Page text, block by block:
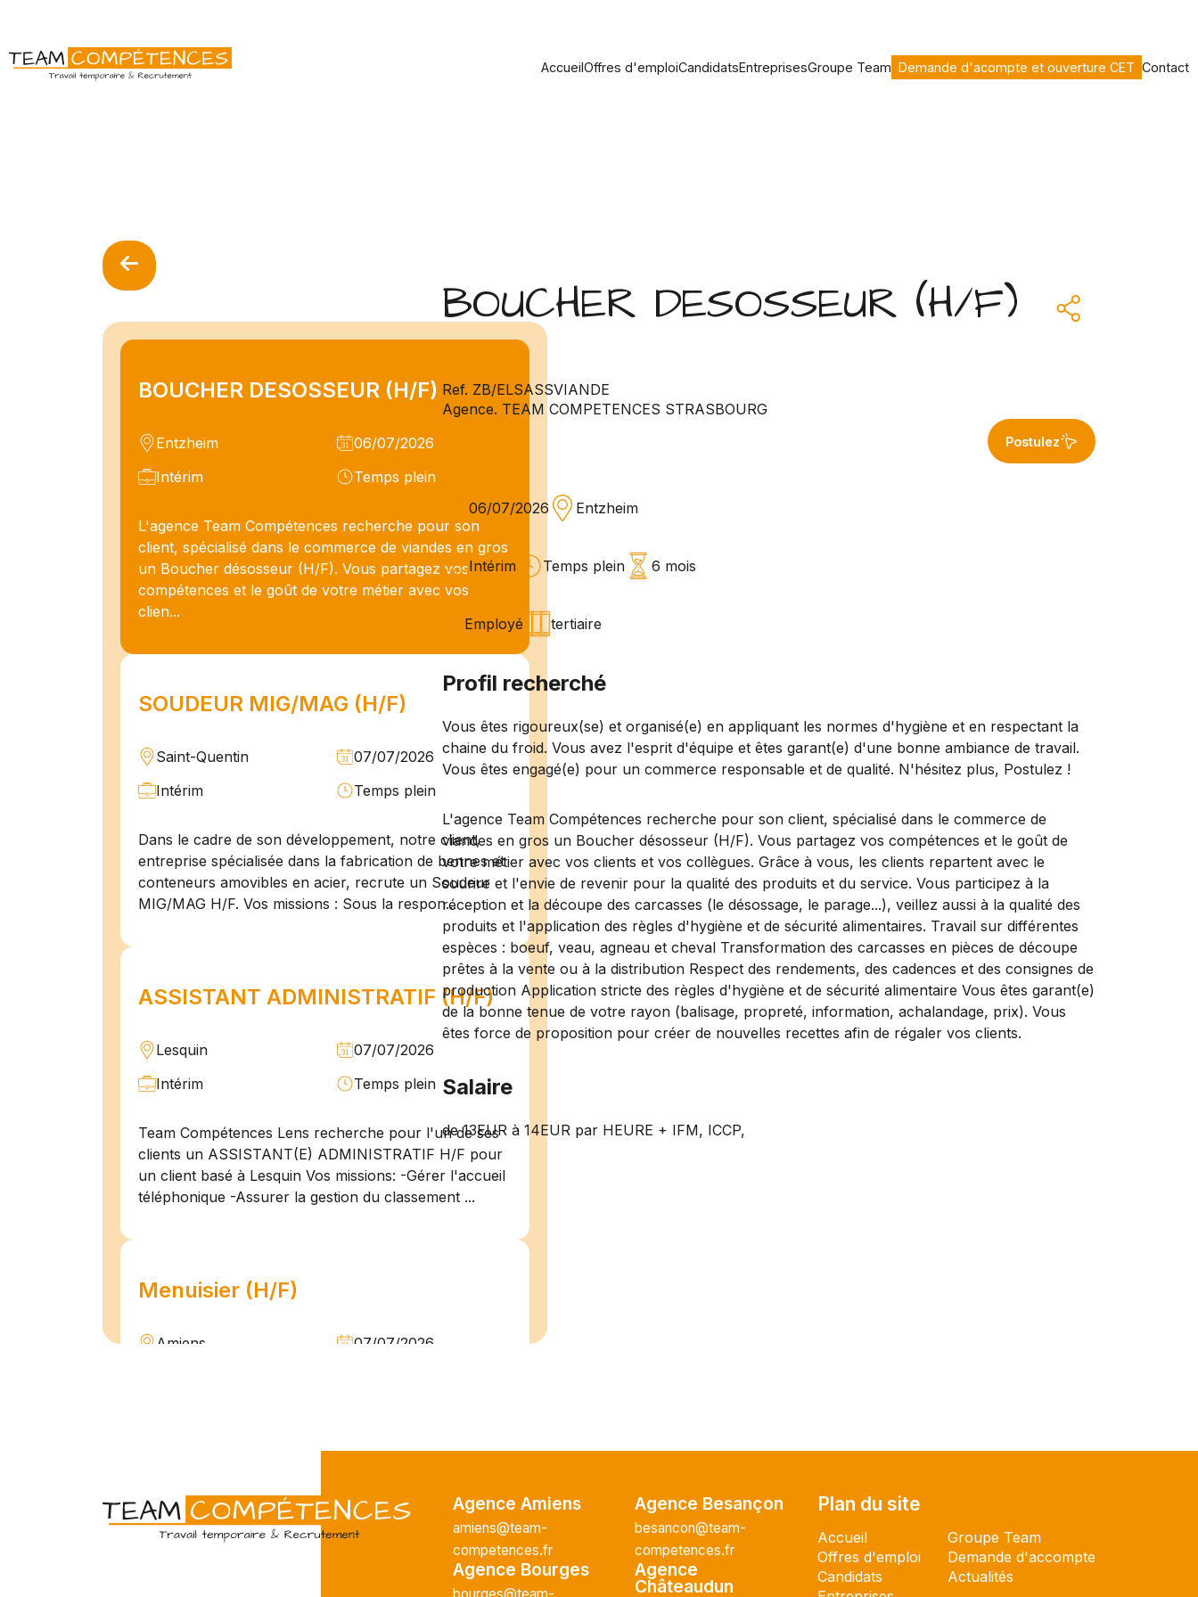
AccueilOffres d'emploiCandidatsEntreprisesGroupe Team Demande d'acompte et ouverture CET Contact
BOUCHER DESOSSEUR (H/F)
Entzheim
06/07/2026
Intérim
Temps plein
L'agence Team Compétences recherche pour son
client, spécialisé dans le commerce de viandes en gros
un Boucher désosseur (H/F). Vous partagez vos
compétences et le goût de votre métier avec vos
clien...
SOUDEUR MIG/MAG (H/F)
Saint-Quentin
07/07/2026
Intérim
Temps plein
Dans le cadre de son développement, notre client,
entreprise spécialisée dans la fabrication de bennes et
conteneurs amovibles en acier, recrute un Soudeur
MIG/MAG H/F. Vos missions : Sous la respon...
ASSISTANT ADMINISTRATIF (H/F)
Lesquin
07/07/2026
Intérim
Temps plein
Team Compétences Lens recherche pour l'un de ses
clients un ASSISTANT(E) ADMINISTRATIF H/F pour
un client basé à Lesquin Vos missions: -Gérer l'accueil
téléphonique -Assurer la gestion du classement ...
Menuisier (H/F)
Amiens
07/07/2026
son client ! Nous recherchons un Menuisier H.F en
Technicien de maintenance H/F
BOUCHER DESOSSEUR (H/F)
Ref. ZB/ELSASSVIANDE
Agence. TEAM COMPETENCES STRASBOURG
Postulez
06/07/2026 Entzheim
Intérim Temps plein 6 mois
Employé tertiaire
Profil recherché
Vous êtes rigoureux(se) et organisé(e) en appliquant les normes d'hygiène et en respectant la
chaine du froid. Vous avez l'esprit d'équipe et êtes garant(e) d'une bonne ambiance de travail.
Vous êtes engagé(e) pour un commerce responsable et de qualité. N'hésitez plus, Postulez !
L'agence Team Compétences recherche pour son client, spécialisé dans le commerce de
viandes en gros un Boucher désosseur (H/F). Vous partagez vos compétences et le goût de
votre métier avec vos clients et vos collègues. Grâce à vous, les clients repartent avec le
sourire et l'envie de revenir pour la qualité des produits et du service. Vous participez à la
réception et la découpe des carcasses (le désossage, le parage...), veillez aussi à la qualité des
produits et l'application des règles d'hygiène et de sécurité alimentaires. Travail sur différentes
espèces : boeuf, veau, agneau et cheval Transformation des carcasses en pièces de découpe
prêtes à la vente ou à la distribution Respect des rendements, des cadences et des consignes de
production Application stricte des règles d'hygiène et de sécurité alimentaire Vous êtes garant(e)
de la bonne tenue de votre rayon (balisage, propreté, information, achalandage, prix). Vous
êtes force de proposition pour créer de nouvelles recettes afin de régaler vos clients.
Salaire
de 13EUR à 14EUR par HEURE + IFM, ICCP,
Agence Amiens
amiens@team-
competences.fr
Agence Bourges
Agence Besançon
besancon@team-
competences.fr
Agence
Châteaudun
Plan du site
Accueil
Offres d'emploi
Candidats
Groupe Team
Demande d'accompte
Actualités